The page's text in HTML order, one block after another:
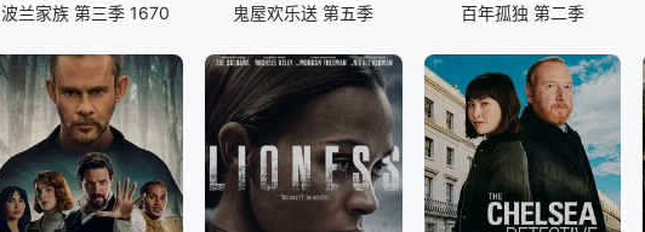
波兰家族 第三季 1670 鬼屋欢乐送 第五季 百年孤独 第二季